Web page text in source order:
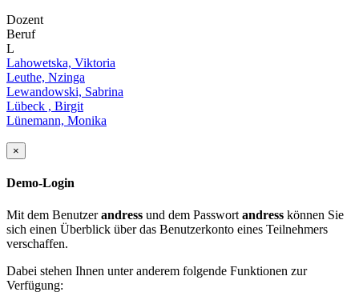
Dozent
Beruf
L
Lahowetska, Viktoria
Leuthe, Nzinga
Lewandowski, Sabrina
Lübeck , Birgit
Lünemann, Monika
×
Demo-Login
Mit dem Benutzerandress und dem Passwort andress können Sie
sich einen Überblick über das Benutzerkonto eines Teilnehmers
verschaffen.
Dabei stehen Ihnen unter anderem folgende Funktionen zur
Verfügung: